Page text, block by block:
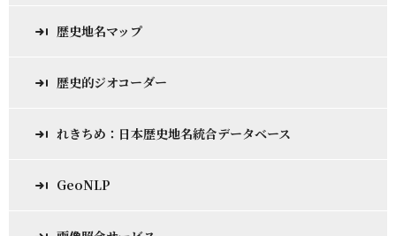
歴史地名マップ
歴史的ジオコーダー
れきちめ：日本歴史地名統合データベース
GeoNLP